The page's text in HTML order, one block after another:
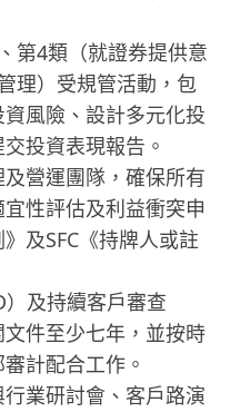
第4類（就證券提供意
理）受規管活動，包
風險、設計多元化投
投資表現報告。
營運團隊，確保所有
性評估及利益衝突申
及SFC《持牌人或註
及持續客戶審查
文件至少七年，並按時
計配合工作。
業研討會、客戶路演